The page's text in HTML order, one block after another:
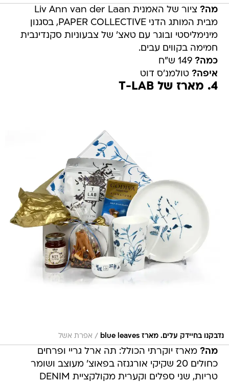
מה?
ציור של האמנית Liv Ann van der Laan
מבית המותג הדני PAPER COLLECTIVE, בסגנון
מינימליסטי ובוגר עם טאצ' של צבעוניות סקנדינבית
חמימה בקווים עבים.
כמה? 149 ש"ח
איפה? טולמנ'ס דוט
4. מארז של T-LAB
נדבקנו בחיידק עלים. מארז blue leaves / אפרת אשל
מה? מארז יוקרתי הכולל: תה ארל גריי ופרחים
כחולים 20 שקיקי אורגנזה בפאוצ' מעוצב ושומר
טריות, שני ספלים וקערית מקולקציית DENIM